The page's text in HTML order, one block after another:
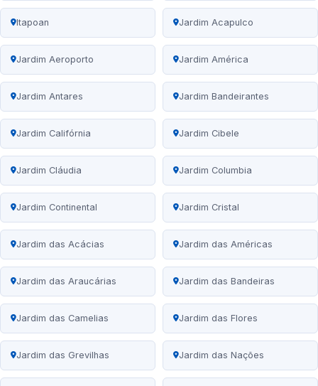
Itapoan Jardim Acapulco
Jardim Aeroporto Jardim América
Jardim Antares Jardim Bandeirantes
Jardim Califórnia Jardim Cibele
Jardim Cláudia Jardim Columbia
Jardim Continental Jardim Cristal
Jardim das Acácias Jardim das Américas
Jardim das Araucárias Jardim das Bandeiras
Jardim das Camelias Jardim das Flores
Jardim das Grevilhas Jardim das Nações